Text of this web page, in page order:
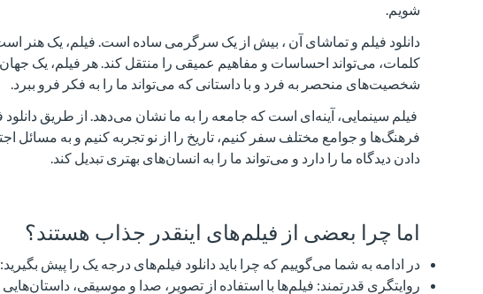
شویم.
دانلود فیلم و تماشای آن ، بیش از یک سرگرمی ساده است. فیلم، یک هنر
کلمات، می‌تواند احساسات و مفاهیم عمیقی را منتقل کند. هر فیلم، یک
شخصیت‌های منحصر به فرد و با داستانی که می‌تواند ما را به فکر فرو ببرد.
فیلم سینمایی، آینه‌ای است که جامعه را به ما نشان می‌دهد. از طریق دانلود
فرهنگ‌ها و جوامع مختلف سفر کنیم، تاریخ را از نو تجربه کنیم و به مسائل
دادن دیدگاه ما را دارد و می‌تواند ما را به انسان‌های بهتری تبدیل کند.
اما چرا بعضی از فیلم‌های اینقدر جذاب هستند؟
در ادامه به شما می‌گوییم که چرا باید دانلود فیلم‌های درجه یک را پیش بگیرید:
روایتگری قدرتمند: فیلم‌ها با استفاده از تصویر، صدا و موسیقی،